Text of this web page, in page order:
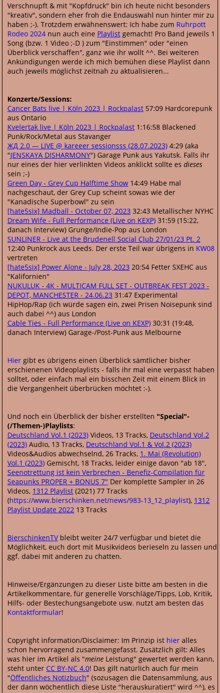
Verschnupft & mit "Kopfdruck" bin ich heute nicht besonders
"kreativ", sondern eher froh die Endauswahl nun hinter mir zu
haben ;-). Trotzdem erwähnenswert: Ich habe zum Ruhrpott
Rodeo 2024 nun auch eine Playlist gemacht! Pro Band jeweils 1
Song (bzw. 1 Video ;-D ) zum "Einstimmen" oder "einen
Überblick verschaffen", ganz wie ihr wollt ^^. Bei weiteren
Ankündigungen werde ich mich bemühen diese Playlist dann
auch jeweils möglichst zeitnah zu aktualisieren...
Konzerte/Sessions:
Cancer Bats live | Köln 2023 | Rockpalast 57:09 Hardcorepunk
aus Ontario
Kvelertak live | Köln 2023 | Rockpalast 1:16:58 Blackened
Punk/Rock/Metal aus Stavanger
ЖД 2.0 — LIVE @ kareeer sessionsss (28.07.2023) 4:29 (aka
"JENSKAYA DISHARMONY") Garage Punk aus Yakutsk. Falls ihr
nur eines der hier verlinkten Videos anklickt sollte es dieses
sein ;-)
Green Day - Grey Cup Halftime Show 14:49 Habe mal
nachgeschaut, der Grey Cup scheint sowas wie der
"Kanadische Superbowl" zu sein
[hate5six] Madball - October 07, 2023 32:43 Metallischer NYHC
Dream Wife - Full Performance (Live on KEXP) 31:59 (15:22,
danach Interview) Grunge/Indie-Pop aus London
SUNLINER - Live at the Brudenell Social Club 27/01/23 Pt. 2
12:40 Punkrock aus Leeds. Der erste Teil war übrigens in KW08
vertreten
[hate5six] Power Alone - July 28, 2023 20:54 Fetter SXEHC aus
"Kalifornien"
NUKULUK - 4K - MULTICAM FULL SET - OUTBREAK FEST 2023 -
DEPOT, MANCHESTER - 24.06.23 31:47 Experimental
HipHop/Rap (ich würde sagen ein, zwei Prisen Noisepunk sind
auch dabei ^^) aus London
Cable Ties - Full Performance (Live on KEXP) 30:31 (19:48,
danach Interview) Garage-/Post-Punk aus Melbourne
Hier gibt es übrigens einen Überblick sämtlicher bisher
erschienenen Videoplaylists - falls ihr mal eine verpasst haben
solltet, oder einfach mal ein bisschen Zeit mit einem Blick in
die Vergangenheit überbrücken möchtet :-).
Und noch ein Überblick der bisher erstellten "Special"-
(/Themen-)Playlists:
Deutschland Vol.1 (2023) Videos, 13 Tracks, Deutschland Vol.2
(2023) Audio, 13 Tracks, Deutschland Vol.1 & Vol.2 (2023)
Videos&Audios abwechselnd, 26 Tracks, 1. Mai (Revolution)
Vol.1 (2023) Gemischt, 18 Tracks, leider einige davon "ab 18",
Seenotrettung ist kein Verbrechen - Benefiz-Compilation für
Seapunks PROPER + BONUS 7" Der komplette Sampler in 26
Videos, 1312 Playlist (2021) 77 Tracks
(https://www.bierschinken.net/news/983-13_12_playlist), 1312
Playlist Update 2022 13 Tracks
BierschinkenTVbleibt weiter 24/7 verfügbar und bietet die
Möglichkeit, euch dort mit Musikvideos berieseln zu lassen und
ggf. dabei mit anderen zu chatten.
Hinweise/Ergänzungen zu dieser Liste bitte am besten in die
Artikelkommentare, für generelle Vorschläge/Tipps, Lob, Kritik,
Hilfs- oder Bestechungsangebote usw. nutzt am besten das
Kontaktformular!
Copyright information/Disclaimer: Im Prinzip ist hier alles
schon hervorragend zusammengefasst. Zusätzlich gilt: Alles
was hier im Artikel als "meine Leistung" gewertet werden kann,
steht unter CC BY-NC 4.0! Das gilt natürlich auch für mein
"Öffentliches Notizbuch" (sozusagen die Datensammlung, aus
der dann wöchentlich diese Liste "herauskuratiert" wird ^^), es